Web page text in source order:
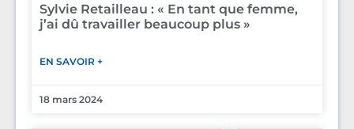
Sylvie Retailleau : « En tant que femme,
j’ai dû travailler beaucoup plus »
EN SAVOIR +
18 mars 2024